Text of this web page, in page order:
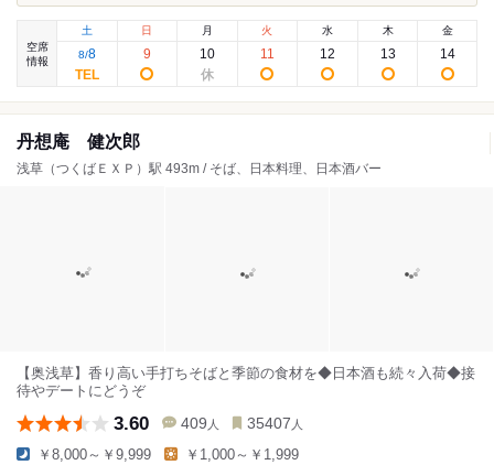
空席
情報
土
8/8
日
9
月
10
火
11
水
12
木
13
金
14
丹想庵 健次郎
浅草（つくばＥＸＰ）駅 493m / そば、日本料理、日本酒バー
【奥浅草】香り高い手打ちそばと季節の食材を◆日本酒も続々入荷◆接
待やデートにどうぞ
3.60 409 人 35407 人
￥8,000～￥9,999 ￥1,000～￥1,999